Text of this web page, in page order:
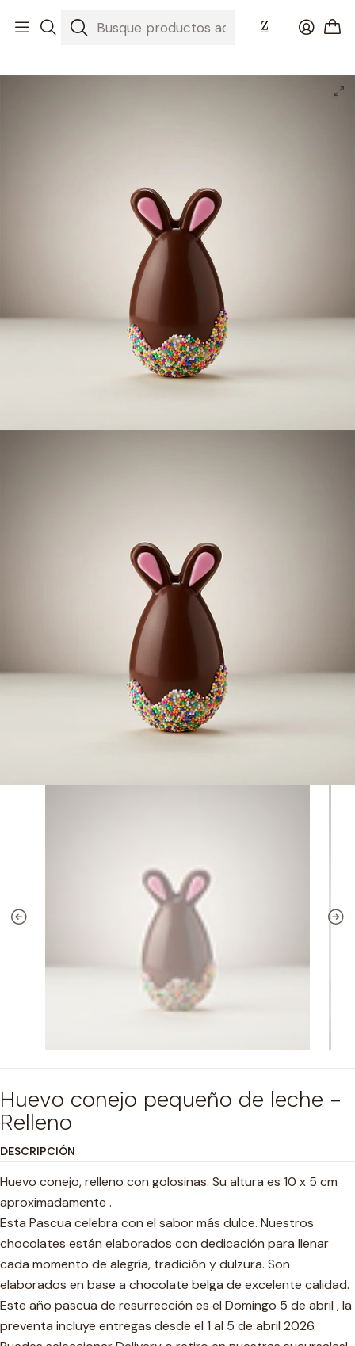
Huevo conejo pequeño de leche - Relleno
Huevo conejo pequeño de leche -
Relleno
DESCRIPCIÓN
Huevo conejo, relleno con golosinas. Su altura es 10 x 5 cm
aproximadamente .
Esta Pascua celebra con el sabor más dulce. Nuestros
chocolates están elaborados con dedicación para llenar
cada momento de alegría, tradición y dulzura. Son
elaborados en base a chocolate belga de excelente calidad.
Este año pascua de resurrección es el Domingo 5 de abril , la
preventa incluye entregas desde el 1 al 5 de abril 2026.